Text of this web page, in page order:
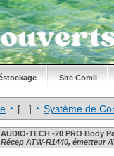
Site Comil
[...] Système de
AUDIO-TECH -20 PRO Body
Récep ATW-R1440, émetteur